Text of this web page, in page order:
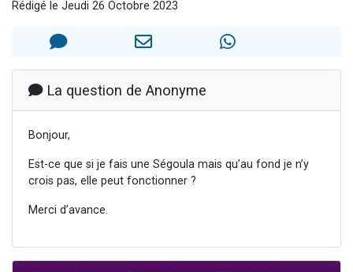
Dovan vient de donner son Maasser
Malgorzata vient de donner son Maasser
3 personnes viennent de nous rejoindre sur WhatsApp
Rédigé le Jeudi 26 Octobre 2023
La question de Anonyme
Bonjour,
Est-ce que si je fais une Ségoula mais qu’au fond je n’y
crois pas, elle peut fonctionner ?
Merci d’avance.